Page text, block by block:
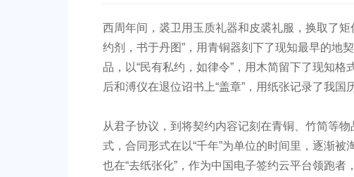
西周年间，裘卫用玉质礼器和皮裘礼服，换取了
约剂，书于丹图”，用青铜器刻下了现知最早的地
品，以“民有私约，如律令”，用木简留下了现知
后和溥仪在退位诏书上“盖章”，用纸张记录了我国
从君子协议，到将契约内容记刻在青铜、竹简等
式，合同形式在以“千年”为单位的时间里，逐渐
也在“去纸张化”，作为中国电子签约云平台领跑